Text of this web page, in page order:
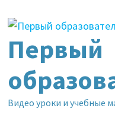
содержимому
Первый
Видео уроки и учебные